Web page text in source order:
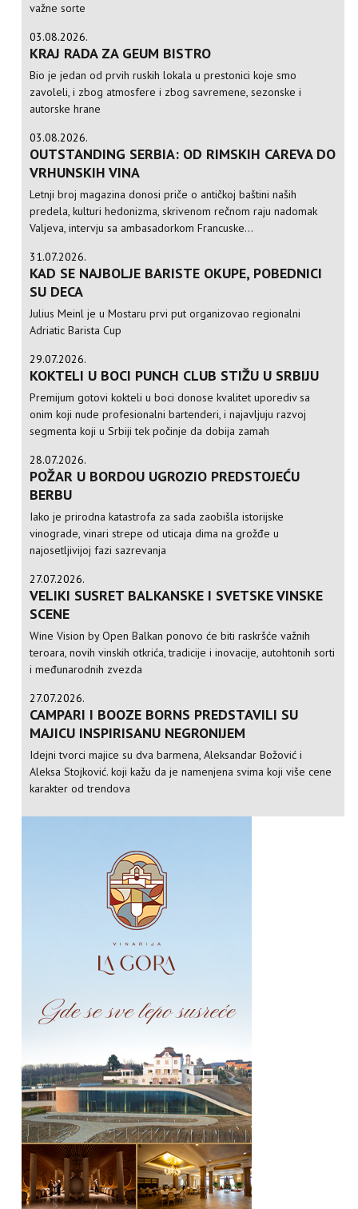
važne sorte
03.08.2026.
KRAJ RADA ZA GEUM BISTRO
Bio je jedan od prvih ruskih lokala u prestonici koje smo
zavoleli, i zbog atmosfere i zbog savremene, sezonske i
autorske hrane
03.08.2026.
OUTSTANDING SERBIA: OD RIMSKIH CAREVA DO
VRHUNSKIH VINA
Letnji broj magazina donosi priče o antičkoj baštini naših
predela, kulturi hedonizma, skrivenom rečnom raju nadomak
Valjeva, intervju sa ambasadorkom Francuske...
31.07.2026.
KAD SE NAJBOLJE BARISTE OKUPE, POBEDNICI
SU DECA
Julius Meinl je u Mostaru prvi put organizovao regionalni
Adriatic Barista Cup
29.07.2026.
KOKTELI U BOCI PUNCH CLUB STIŽU U SRBIJU
Premijum gotovi kokteli u boci donose kvalitet uporediv sa
onim koji nude profesionalni bartenderi, i najavljuju razvoj
segmenta koji u Srbiji tek počinje da dobija zamah
28.07.2026.
POŽAR U BORDOU UGROZIO PREDSTOJEĆU
BERBU
Iako je prirodna katastrofa za sada zaobišla istorijske
vinograde, vinari strepe od uticaja dima na grožđe u
najosetljivijoj fazi sazrevanja
27.07.2026.
VELIKI SUSRET BALKANSKE I SVETSKE VINSKE
SCENE
Wine Vision by Open Balkan ponovo će biti raskršće važnih
teroara, novih vinskih otkrića, tradicije i inovacije, autohtonih sorti
i međunarodnih zvezda
27.07.2026.
CAMPARI I BOOZE BORNS PREDSTAVILI SU
MAJICU INSPIRISANU NEGRONIJEM
Idejni tvorci majice su dva barmena, Aleksandar Božović i
Aleksa Stojković. koji kažu da je namenjena svima koji više cene
karakter od trendova